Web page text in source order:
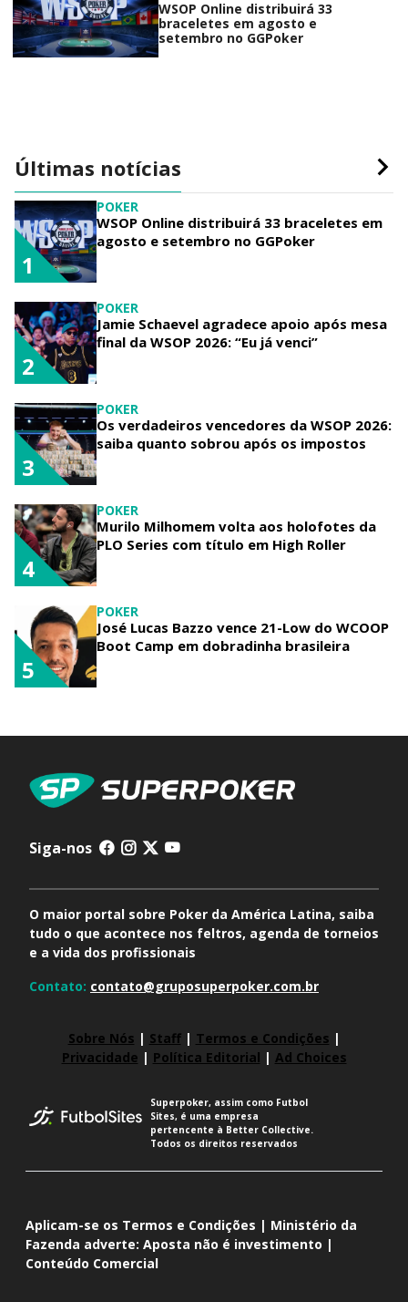
WSOP Online distribuirá 33
braceletes em agosto e
setembro no GGPoker
Últimas notícias
POKER
WSOP Online distribuirá 33 braceletes em
agosto e setembro no GGPoker
1
POKER
Jamie Schaevel agradece apoio após mesa
final da WSOP 2026: “Eu já venci”
2
POKER
Os verdadeiros vencedores da WSOP 2026:
saiba quanto sobrou após os impostos
3
POKER
Murilo Milhomem volta aos holofotes da
PLO Series com título em High Roller
4
POKER
José Lucas Bazzo vence 21-Low do WCOOP
Boot Camp em dobradinha brasileira
5
Siga-nos
O maior portal sobre Poker da América Latina, saiba
tudo o que acontece nos feltros, agenda de torneios
e a vida dos profissionais
Contato: contato@gruposuperpoker.com.br
Sobre Nós | Staff| Termos e Condições |
Privacidade | Política Editorial | Ad Choices
Superpoker, assim como Futbol
Sites, é uma empresa
pertencente à Better Collective.
Todos os direitos reservados
Aplicam-se os Termos e Condições | Ministério da
Fazenda adverte: Aposta não é investimento |
Conteúdo Comercial